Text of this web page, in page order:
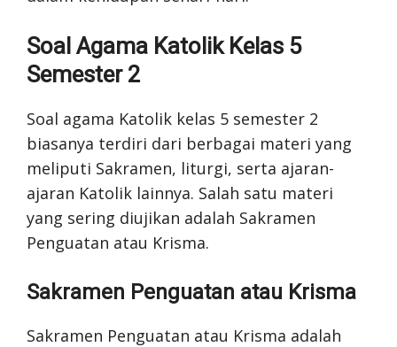
Soal Agama Katolik Kelas 5
Semester 2
Soal agama Katolik kelas 5 semester 2
biasanya terdiri dari berbagai materi yang
meliputi Sakramen, liturgi, serta ajaran-
ajaran Katolik lainnya. Salah satu materi
yang sering diujikan adalah Sakramen
Penguatan atau Krisma.
Sakramen Penguatan atau Krisma
Sakramen Penguatan atau Krisma adalah